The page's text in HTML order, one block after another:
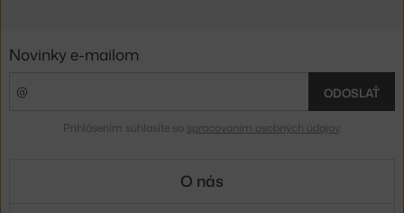
Novinky e-mailom
ODOSLAŤ
Prihlásením súhlasíte so spracovaním osobných údajov.
O nás